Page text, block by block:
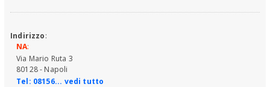
Indirizzo:
NA:
Via Mario Ruta 3
80128 - Napoli
Tel: 08156... vedi tutto